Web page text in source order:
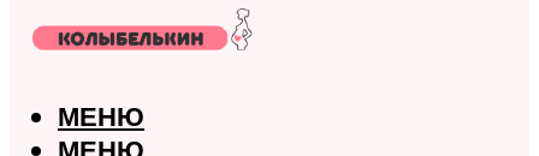
РОДЫ
МЕНЮ